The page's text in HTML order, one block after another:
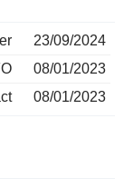
23/09/2024
08/01/2023
08/01/2023